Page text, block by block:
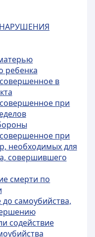
ребенка
в
при
при
необходимых для
совершившего
смерти по
самоубийства,
содействие